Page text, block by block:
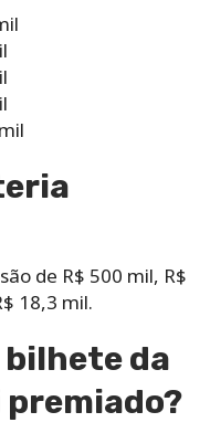
são de R$ 500 mil, R$
18,3 mil.
bilhete da